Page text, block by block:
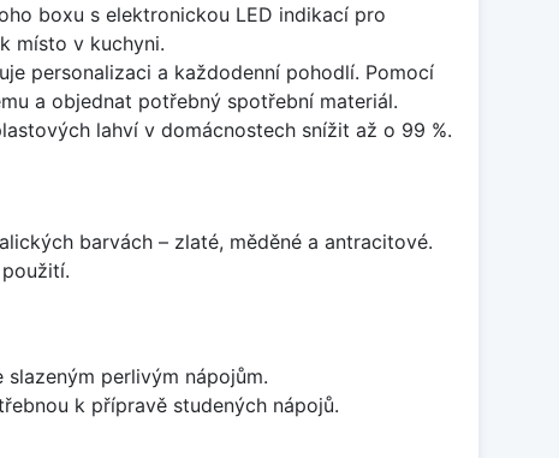
boxu s elektronickou LED indikací pro
místo v kuchyni.
personalizaci a každodenní pohodlí. Pomocí
a objednat potřebný spotřební materiál.
lahví v domácnostech snížit až o 99 %.
barvách – zlaté, měděné a antracitové.
perlivým nápojům.
k přípravě studených nápojů.